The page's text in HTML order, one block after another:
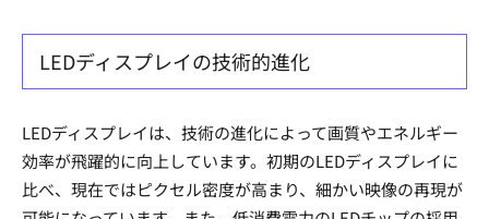
LEDディスプレイの技術的進化
LEDディスプレイは、技術の進化によって画質やエネルギー
効率が飛躍的に向上しています。初期のLEDディスプレイに
比べ、現在ではピクセル密度が高まり、細かい映像の再現が